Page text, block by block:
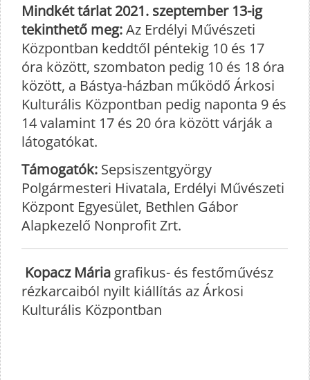
Mindkét tárlat 2021. szeptember 13-ig
tekinthető meg:Az Erdélyi Művészeti
Központban keddtől péntekig 10 és 17
óra között, szombaton pedig 10 és 18 óra
között, a Bástya-házban működő Árkosi
Kulturális Központban pedig naponta 9 és
14 valamint 17 és 20 óra között várják a
látogatókat.
Támogatók: Sepsiszentgyörgy
Polgármesteri Hivatala, Erdélyi Művészeti
Központ Egyesület, Bethlen Gábor
Alapkezelő Nonprofit Zrt.
Kopacz Mária grafikus- és festőművész
rézkarcaiból nyilt kiállítás az Árkosi
Kulturális Központban